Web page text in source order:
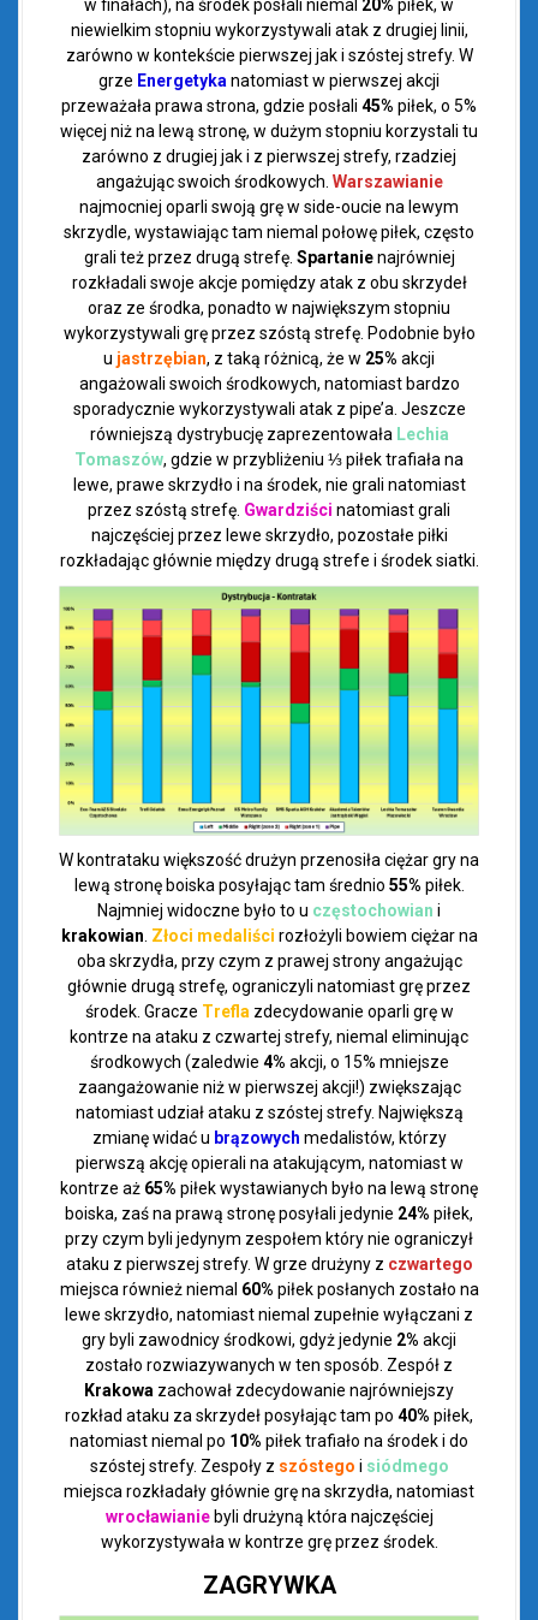
w finałach), na środek posłali niemal 20% piłek, w
niewielkim stopniu wykorzystywali atak z drugiej linii,
zarówno w kontekście pierwszej jak i szóstej strefy. W
grze Energetyka natomiast w pierwszej akcji
przeważała prawa strona, gdzie posłali 45% piłek, o 5%
więcej niż na lewą stronę, w dużym stopniu korzystali tu
zarówno z drugiej jak i z pierwszej strefy, rzadziej
angażując swoich środkowych. Warszawianie
najmocniej oparli swoją grę w side-oucie na lewym
skrzydle, wystawiając tam niemal połowę piłek, często
grali też przez drugą strefę. Spartanienajrówniej
rozkładali swoje akcje pomiędzy atak z obu skrzydeł
oraz ze środka, ponadto w największym stopniu
wykorzystywali grę przez szóstą strefę. Podobnie było
u jastrzębian, z taką różnicą, że w 25% akcji
angażowali swoich środkowych, natomiast bardzo
sporadycznie wykorzystywali atak z pipe’a. Jeszcze
równiejszą dystrybucję zaprezentowała Lechia
Tomaszów, gdzie w przybliżeniu ⅓ piłek trafiała na
lewe, prawe skrzydło i na środek, nie grali natomiast
przez szóstą strefę. Gwardziści natomiast grali
najczęściej przez lewe skrzydło, pozostałe piłki
rozkładając głównie między drugą strefe i środek siatki.
W kontrataku większość drużyn przenosiła ciężar gry na
lewą stronę boiska posyłając tam średnio 55% piłek.
Najmniej widoczne było to u częstochowian i
krakowian Złoci medaliści rozłożyli bowiem ciężar na
oba skrzydła, przy czym z prawej strony angażując
głównie drugą strefę, ograniczyli natomiast grę przez
środek. Gracze Trefla zdecydowanie oparli grę w
kontrze na ataku z czwartej strefy, niemal eliminując
środkowych (zaledwie 4% akcji, o 15% mniejsze
zaangażowanie niż w pierwszej akcji!) zwiększając
natomiast udział ataku z szóstej strefy. Największą
zmianę widać u brązowych medalistów, którzy
pierwszą akcję opierali na atakującym, natomiast w
kontrze aż 65% piłek wystawianych było na lewą stronę
boiska, zaś na prawą stronę posyłali jedynie 24% piłek,
przy czym byli jedynym zespołem który nie ograniczył
ataku z pierwszej strefy. W grze drużyny z czwartego
miejsca również niemal 60% piłek posłanych zostało na
lewe skrzydło, natomiast niemal zupełnie wyłączani z
gry byli zawodnicy środkowi, gdyż jedynie 2% akcji
zostało rozwiazywanych w ten sposób. Zespół z
Krakowa zachował zdecydowanie najrówniejszy
rozkład ataku za skrzydeł posyłając tam po 40% piłek,
natomiast niemal po 10% piłek trafiało na środek i do
szóstej strefy. Zespoły z szóstego i siódmego
miejsca rozkładały głównie grę na skrzydła, natomiast
wrocławianiebyli drużyną która najczęściej
wykorzystywała w kontrze grę przez środek.
ZAGRYWKA